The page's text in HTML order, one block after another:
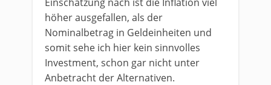
höher ausgefallen, als der
Nominalbetrag in Geldeinheiten und
somit sehe ich hier kein sinnvolles
Investment, schon gar nicht unter
Anbetracht der Alternativen.